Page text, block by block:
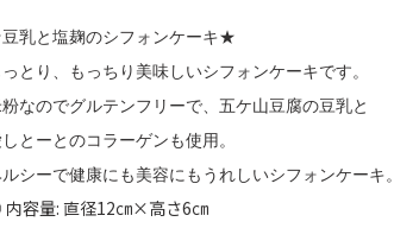
乳と塩麹のシフォンケーキ★
っとり、もっちり美味しいシフォンケーキです。
なのでグルテンフリーで、五ケ山豆腐の豆乳と
とーとのコラーゲンも使用。
シーで健康にも美容にもうれしいシフォンケーキ。
容量: 直径12㎝×高さ6㎝